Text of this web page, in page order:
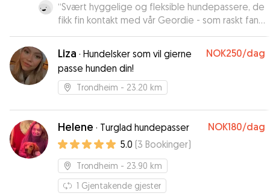
“Svært hyggelige og fleksible hundepassere, de
fikk fin kontakt med vår Geordie - som raskt fant
roen hos dem”
Liza · Hundelsker som vil gierne
passe hunden din!
NOK250/dag
Trondheim - 23.20 km
Helene · Turglad hundepasser NOK180/dag
5.0 (3 Bookinger)
Trondheim - 23.90 km
1 Gjentakende gjester